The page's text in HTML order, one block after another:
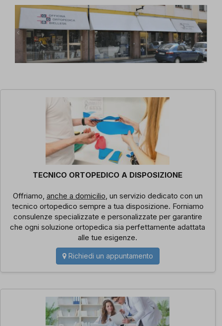
TECNICO ORTOPEDICO A DISPOSIZIONE
Offriamo, anche a domicilio, un servizio dedicato con un
tecnico ortopedico sempre a tua disposizione. Forniamo
consulenze specializzate e personalizzate per garantire
che ogni soluzione ortopedica sia perfettamente adattata
alle tue esigenze.
Richiedi un appuntamento